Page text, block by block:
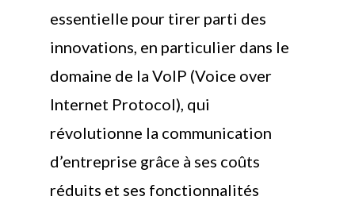
essentielle pour tirer parti des
innovations, en particulier dans le
domaine de la VoIP (Voice over
Internet Protocol), qui
révolutionne la communication
d’entreprise grâce à ses coûts
réduits et ses fonctionnalités